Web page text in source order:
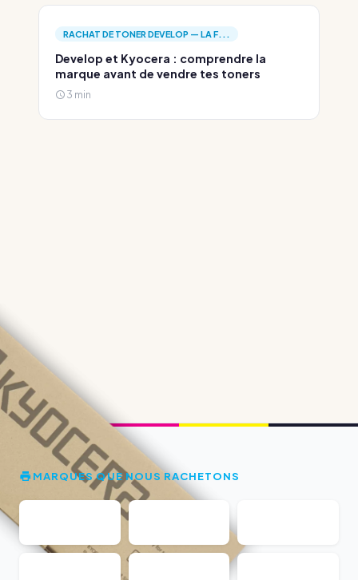
RACHAT DE TONER DEVELOP — LA F...
Develop et Kyocera : comprendre la
marque avant de vendre tes toners
3 min
MARQUES QUE NOUS RACHETONS